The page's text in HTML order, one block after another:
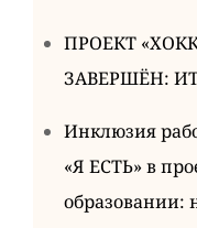
ПРОЕКТ
ЗАВЕРШЁН:
Инклюзия
«Я ЕСТЬ» в
образовании: